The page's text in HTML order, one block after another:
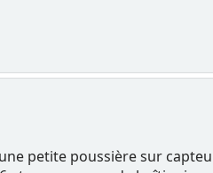
petite poussière sur